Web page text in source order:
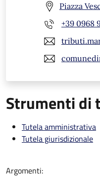
Piazza
+39 0968
Strumenti di
Tutela amministrativa
Tutela giurisdizionale
Argomenti: